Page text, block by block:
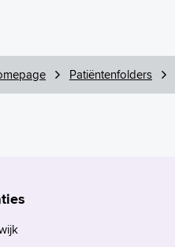
Patiëntenfolders